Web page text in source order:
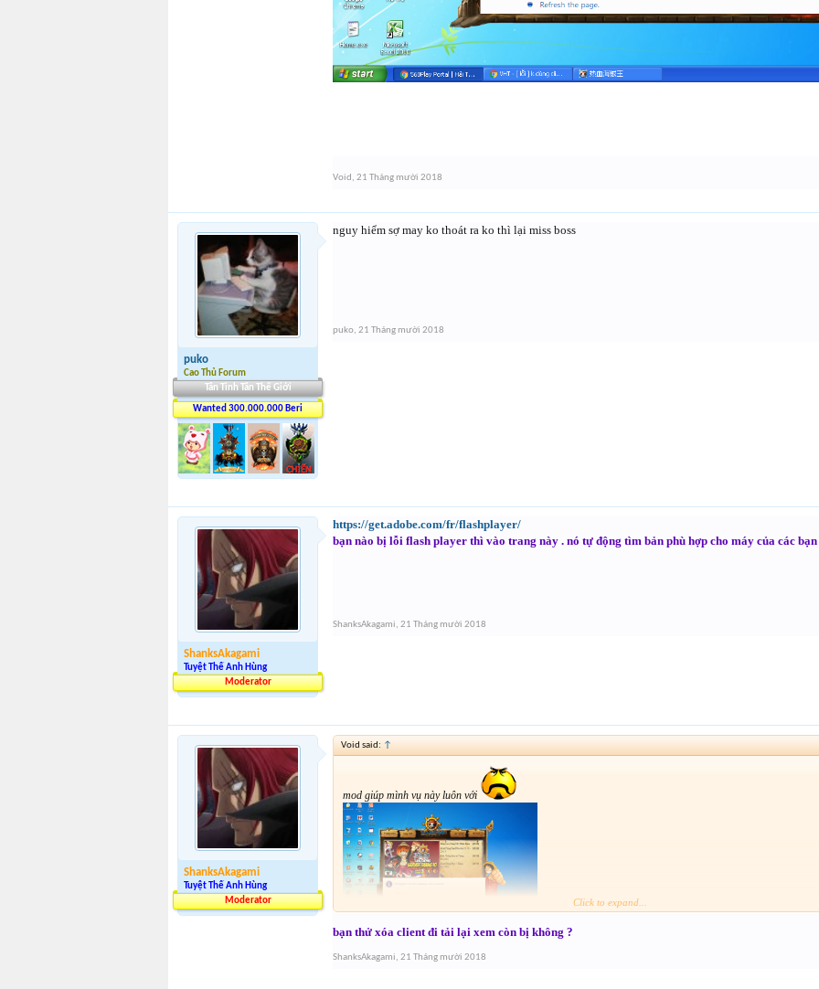
Void , 21 Tháng mười 2018
puko
Cao Thủ Forum
Tân Tinh Tân Thế Giới
Wanted 300.000.000 Beri
nguy hiểm sợ may ko thoát ra ko thì lại miss boss
puko, 21 Tháng mười 2018
ShanksAkagami
Tuyệt Thế Anh Hùng
Moderator
https://get.adobe.com/fr/flashplayer/
bạn nào bị lỗi flash player thì vào trang này . nó tự động tìm bản phù hợp cho máy của các bạn
ShanksAkagami, 21 Tháng mười 2018
ShanksAkagami
Tuyệt Thế Anh Hùng
Moderator
Void said: ↑
mod giúp mình vụ này luôn với
Click to expand...
bạn thử xóa client đi tải lại xem còn bị không ?
ShanksAkagami, 21 Tháng mười 2018